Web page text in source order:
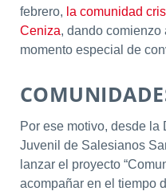
febrero, la comunidad
Ceniza, dando comienzo
momento especial de
Por ese motivo, desde la
Juvenil de Salesianos
lanzar el proyecto
acompañar en el tiempo